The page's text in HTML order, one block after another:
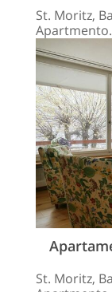
St. Moritz,
St. Moritz,